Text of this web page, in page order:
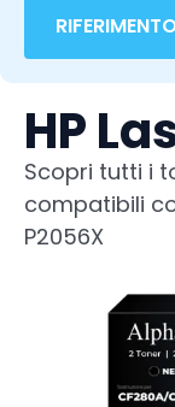
HP
Scopri tutti i
compatibili
P2056X